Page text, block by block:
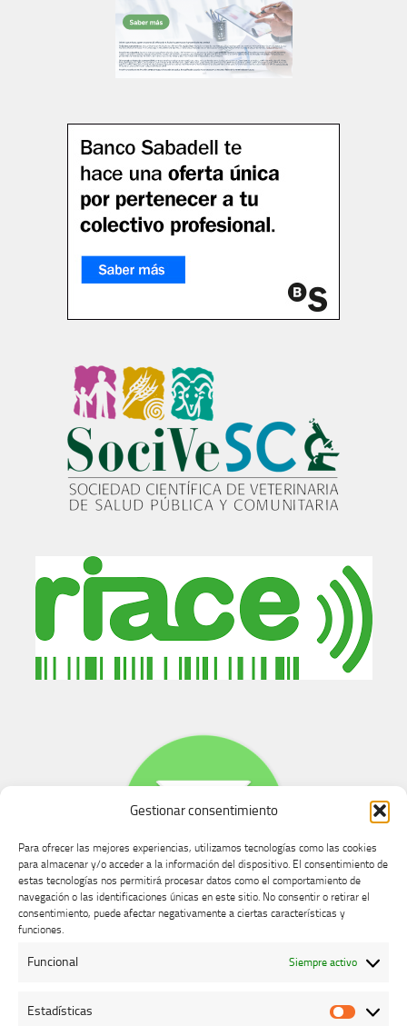
Gestionar consentimiento
Para ofrecer las mejores experiencias, utilizamos tecnologías como las cookies
para almacenar y/o acceder a la información del dispositivo. El consentimiento de
estas tecnologías nos permitirá procesar datos como el comportamiento de
navegación o las identificaciones únicas en este sitio. No consentir o retirar el
consentimiento, puede afectar negativamente a ciertas características y
funciones.
Funcional Siempre activo
Estadísticas
Buzón de dudas, quejas y sugerencias